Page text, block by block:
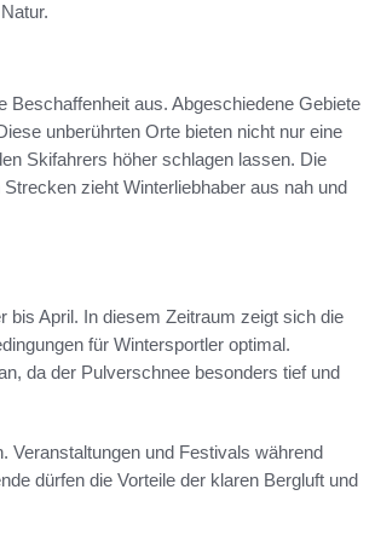
Beschaffenheit aus. Abgeschiedene Gebiete
unberührten Orte bieten nicht nur eine
Skifahrers höher schlagen lassen. Die
zieht Winterliebhaber aus nah und
bis April. In diesem Zeitraum zeigt sich die
für Wintersportler optimal.
da der Pulverschnee besonders tief und
Veranstaltungen und Festivals während
dürfen die Vorteile der klaren Bergluft und